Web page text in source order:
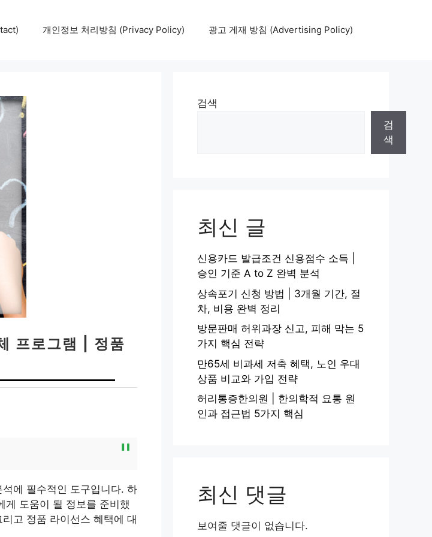
개인정보 처리방침 (Privacy Policy) 광고 게재 방침 (Advertising Policy)
프로그램 | 정품
에 필수적인 도구입니다. 하
게 도움이 될 정보를 준비했
고 정품 라이선스 혜택에 대
검색
검
색
최신 글
신용카드 발급조건 신용점수 소득 |
승인 기준 A to Z 완벽 분석
상속포기 신청 방법 | 3개월 기간, 절
차, 비용 완벽 정리
방문판매 허위과장 신고, 피해 막는 5
가지 핵심 전략
만65세 비과세 저축 혜택, 노인 우대
상품 비교와 가입 전략
허리통증한의원 | 한의학적 요통 원
인과 접근법 5가지 핵심
최신 댓글
보여줄 댓글이 없습니다.